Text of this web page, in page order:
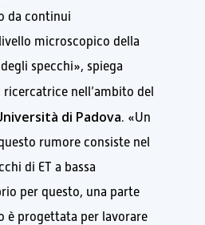
da continui
microscopico della
specchi», spiega
ricercatrice nell’ambito del
di Padova. «Un
rumore consiste nel
di ET a bassa
per questo, una parte
è progettata per lavorare